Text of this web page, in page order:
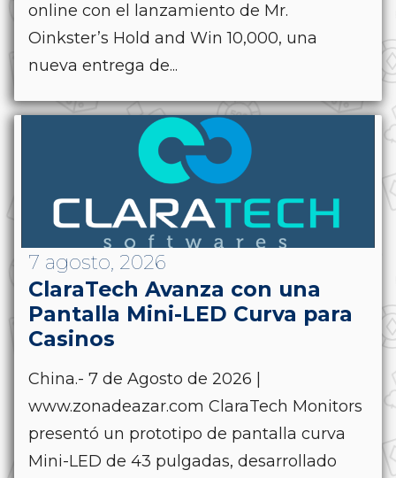
online con el lanzamiento de Mr.
Oinkster’s Hold and Win 10,000, una
nueva entrega de...
7 agosto, 2026
ClaraTech Avanza con una
Pantalla Mini-LED Curva para
Casinos
China.- 7 de Agosto de 2026 |
www.zonadeazar.com ClaraTech Monitors
presentó un prototipo de pantalla curva
Mini-LED de 43 pulgadas, desarrollado